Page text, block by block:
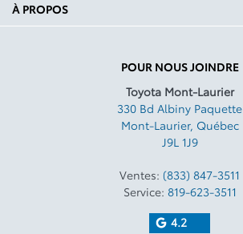
POUR NOUS JOINDRE
Toyota Mont-Laurier
330 Bd Albiny Paquette
Mont-Laurier, Québec
J9L 1J9
Ventes: (833) 847-3511
Service: 819-623-3511
4.2
À PROPOS